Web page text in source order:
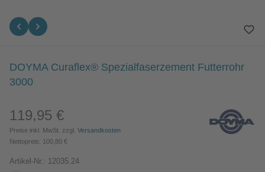
DOYMA Curaflex® Spezialfaserzement Futterrohr
3000
Regulärer Preis:
119,95 €
Preise inkl. MwSt. zzgl. Versandkosten
Nettopreis: 100,80 €
Artikel-Nr.: 12035.24